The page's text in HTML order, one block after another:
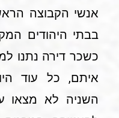
אנשי הקבוצה
בבתי היהודים
כשכר דירה נתנו
איתם, כל עוד
השניה לא מצאו